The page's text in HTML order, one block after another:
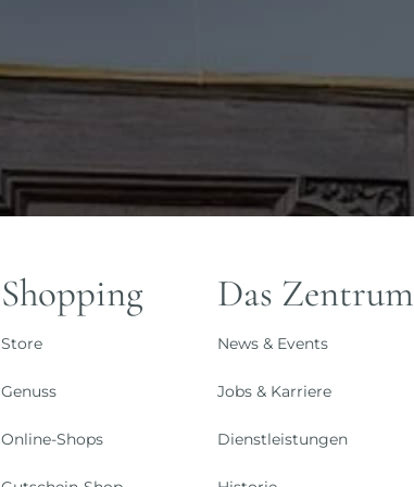
Shopping
Store
Genuss
Online-Shops
Das Zentrum
News & Events
Jobs & Karriere
Dienstleistungen